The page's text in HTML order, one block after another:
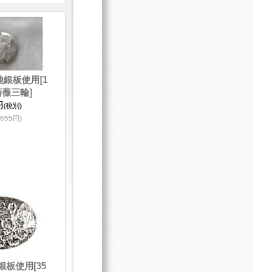
板使用 [1
三輪]
(税別)
655円)
板使用 [35